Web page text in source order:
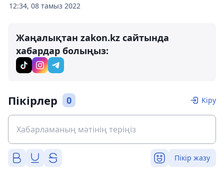
12:34, 08 тамыз 2022
Жаңалықтан zakon.kz сайтында
хабардар болыңыз:
Пікірлер 0 Кіру
Пікір жазу